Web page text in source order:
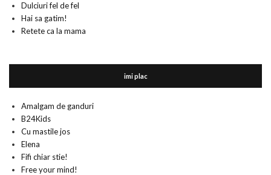
Dulciuri fel de fel
Hai sa gatim!
Retete ca la mama
imi plac
Amalgam de ganduri
B24Kids
Cu mastile jos
Elena
Fifi chiar stie!
Free your mind!